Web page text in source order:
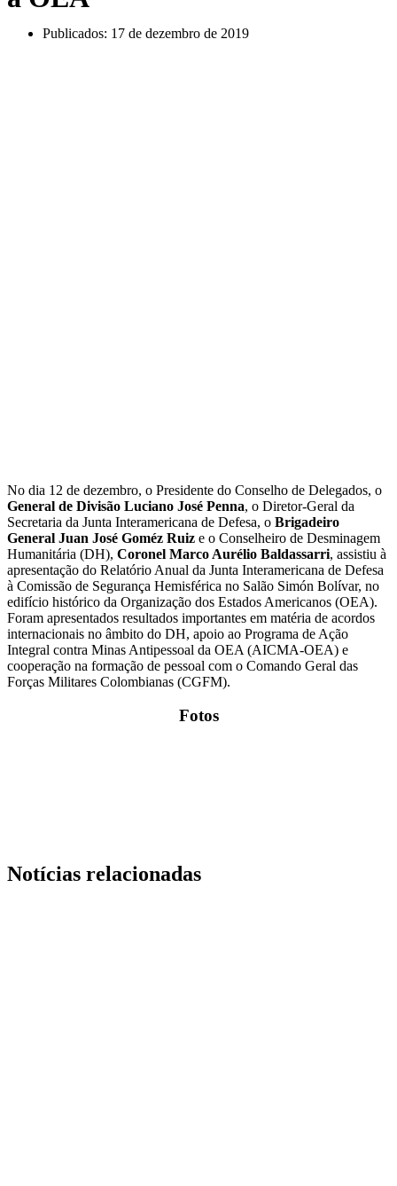
Publicados: 17 de dezembro de 2019
No dia 12 de dezembro, o Presidente do Conselho de Delegados, o
General de Divisão Luciano José Penna, o Diretor-Geral da
Secretaria da Junta Interamericana de Defesa, o Brigadeiro
General Juan José Goméz Ruiz e o Conselheiro de Desminagem
Humanitária (DH), Coronel Marco Aurélio Baldassarri, assistiu à
apresentação do Relatório Anual da Junta Interamericana de Defesa
à Comissão de Segurança Hemisférica no Salão Simón Bolívar, no
edifício histórico da Organização dos Estados Americanos (OEA).
Foram apresentados resultados importantes em matéria de acordos
internacionais no âmbito do DH, apoio ao Programa de Ação
Integral contra Minas Antipessoal da OEA (AICMA-OEA) e
cooperação na formação de pessoal com o Comando Geral das
Forças Militares Colombianas (CGFM).
Fotos
Notícias relacionadas